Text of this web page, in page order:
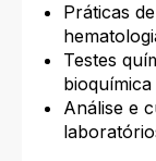
Práticas
Testes
Análise e